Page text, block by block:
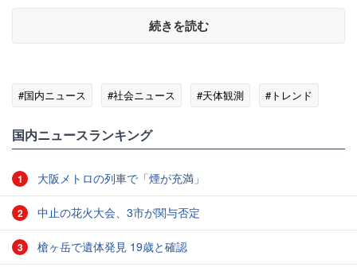
続きを読む
#国内ニュース #社会ニュース #天体観測 #トレンド
国内ニュースランキング
1 大阪メトロの列車で「煙が充満」
2 中止の花火大会、3市が関与否定
3 槍ヶ岳で遺体発見 19歳と確認